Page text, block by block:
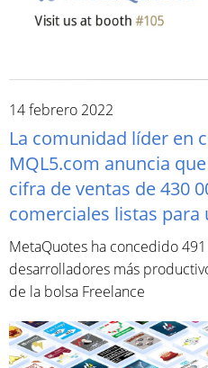
14 febrero 2022
La comunidad líder en
MQL5.com anuncia
cifra de ventas de 430
comerciales listas para
MetaQuotes ha concedido
desarrolladores más
de la bolsa Freelance